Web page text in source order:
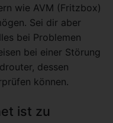
wie AVM (Fritzbox)
Sei dir aber
bei Problemen
bei einer Störung
dessen
können.
ist zu